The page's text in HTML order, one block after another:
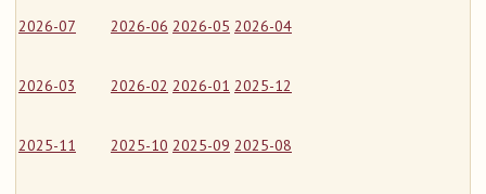
2026-07 2026-06 2026-05 2026-04
2026-03 2026-02 2026-01 2025-12
2025-11 2025-10 2025-09 2025-08